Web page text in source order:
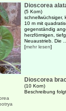
Dioscorea
(5 Korn)
schnellwüchsiger,
10 m mit
gegenständig
herzförmigen,
Neuaustrieb. Die
[mehr lesen]
Dioscorea
(10 Korn)
Beschreibung